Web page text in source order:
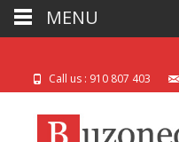
Call us : 910 807 403
MENU